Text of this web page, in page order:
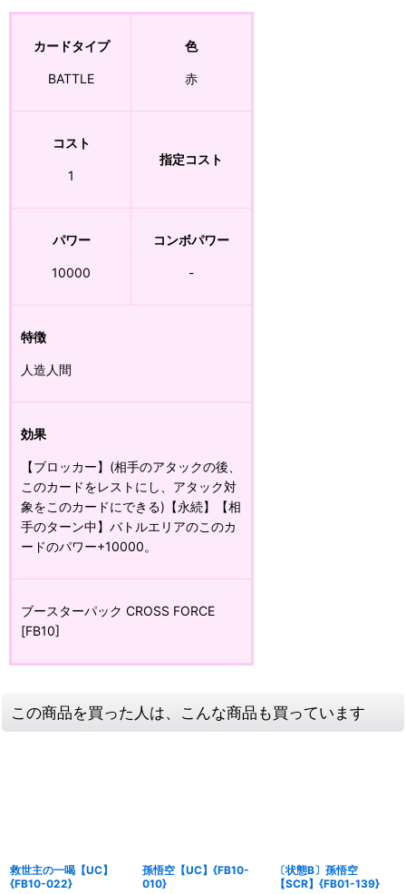
カードタイプ
BATTLE
色
赤
コスト
1
指定コスト
パワー
10000
コンボパワー
-
特徴
人造人間
効果
【ブロッカー】(相手のアタックの後、
このカードをレストにし、アタック対
象をこのカードにできる)【永続】【相
手のターン中】バトルエリアのこのカ
ードのパワー+10000。
ブースターパック CROSS FORCE
[FB10]
この商品を買った人は、こんな商品も買っています
救世主の一喝【UC】
{FB10-022}
孫悟空【UC】{FB10-
010}
〔状態B〕孫悟空
【SCR】{FB01-139}